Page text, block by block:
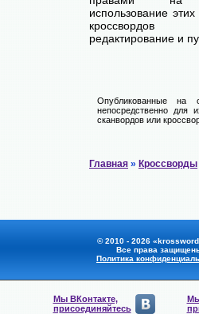
использование
редактирование и
Опубликованные на
непосредственно для
сканвордов или
Главная » Кроссворды
© 2010 - 2026
Все права
Политика
Мы ВКонтакте,
присоединяйтесь